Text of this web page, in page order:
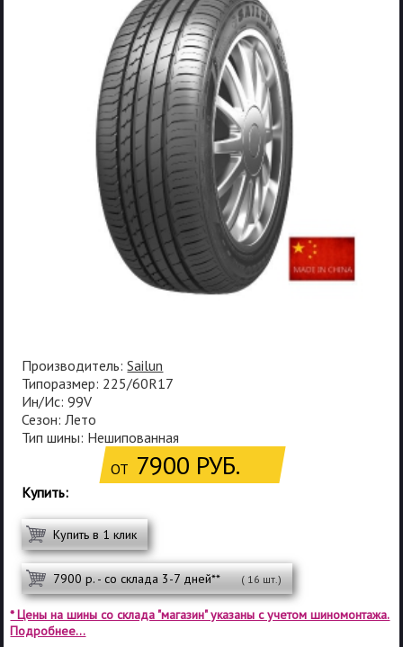
Производитель:Sailun
Типоразмер: 225/60R17
Ин/Ис: 99V
Сезон: Лето
Тип шины: Нешипованная
ОТ 7900 РУБ.
Купить:
Купить в 1 клик
7900 р. - со склада 3-7 дней** ( 16 шт.)
* Цены на шины со склада "магазин" указаны с учетом шиномонтажа.
Подробнее...